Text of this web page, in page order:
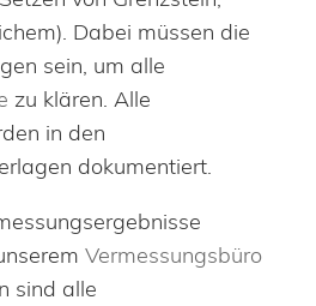
Dabei müssen die
sein, um alle
zu klären. Alle
in den
dokumentiert.
Vermessungsbüro
sind alle